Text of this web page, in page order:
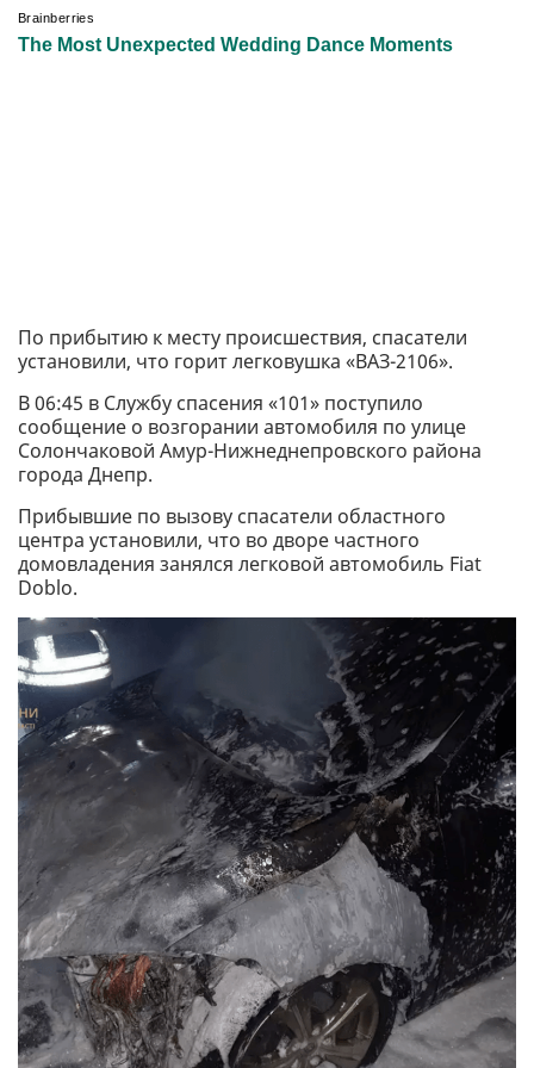
По прибытию к месту происшествия, спасатели
установили, что горит легковушка «ВАЗ-2106».
В 06:45 в Службу спасения «101» поступило
сообщение о возгорании автомобиля по улице
Солончаковой Амур-Нижнеднепровского района
города Днепр.
Прибывшие по вызову спасатели областного
центра установили, что во дворе частного
домовладения занялся легковой автомобиль Fiat
Doblo.